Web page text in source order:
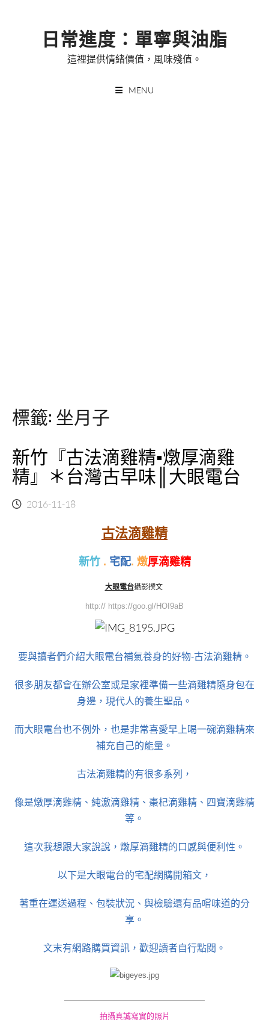
日常進度：單寧與油脂
這裡提供情緒價值，風味殘值。
MENU
標籤: 坐月子
新竹『古法滴雞精▪燉厚滴雞
精』＊台灣古早味║大眼電台
2016-11-18
古法滴雞精
新竹 . 宅配. 燉厚滴雞精
大眼電台攝影撰文
http:// https://goo.gl/HOI9aB
要與讀者們介紹大眼電台補氣養身的好物-古法滴雞精。
很多朋友都會在辦公室或是家裡準備一些滴雞精隨身包在
身邊，現代人的養生聖品。
而大眼電台也不例外，也是非常喜愛早上喝一碗滴雞精來
補充自己的能量。
古法滴雞精的有很多系列，
像是燉厚滴雞精、純澈滴雞精、棗杞滴雞精、四寶滴雞精
等。
這次我想跟大家說說，燉厚滴雞精的口感與便利性。
以下是大眼電台的宅配網購開箱文，
著重在運送過程、包裝狀況、與檢驗還有品嚐味道的分
享。
文末有網路購買資訊，歡迎讀者自行點閱。
拍攝真誠寫實的照片